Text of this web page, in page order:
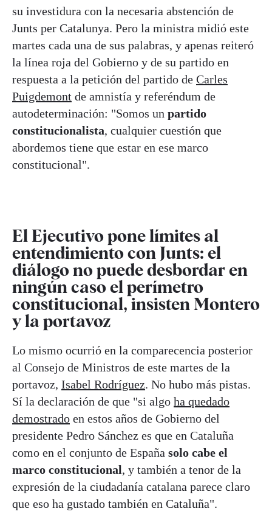
su investidura con la necesaria abstención de
Junts per Catalunya. Pero la ministra midió este
martes cada una de sus palabras, y apenas reiteró
la línea roja del Gobierno y de su partido en
respuesta a la petición del partido de Carles
Puigdemont de amnistía y referéndum de
autodeterminación: "Somos un partido
constitucionalista, cualquier cuestión que
abordemos tiene que estar en ese marco
constitucional".
El Ejecutivo pone límites al
entendimiento con Junts: el
diálogo no puede desbordar en
ningún caso el perímetro
constitucional, insisten Montero
y la portavoz
Lo mismo ocurrió en la comparecencia posterior
al Consejo de Ministros de este martes de la
portavoz, Isabel Rodríguez. No hubo más pistas.
Sí la declaración de que "si algo ha quedado
demostrado en estos años de Gobierno del
presidente Pedro Sánchez es que en Cataluña
como en el conjunto de España solo cabe el
marco constitucional, y también a tenor de la
expresión de la ciudadanía catalana parece claro
que eso ha gustado también en Cataluña".